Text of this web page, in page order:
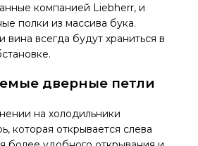
компанией Liebherr, и
полки из массива бука.
вина всегда будут храниться в
дверные петли
на холодильники
которая открывается слева